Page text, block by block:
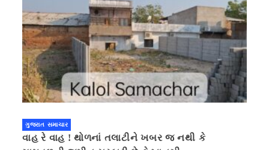
ગુજરાત સમાચાર
વાહ રે વાહ ! થોળનાં તલાટીને ખબર જ નથી કે